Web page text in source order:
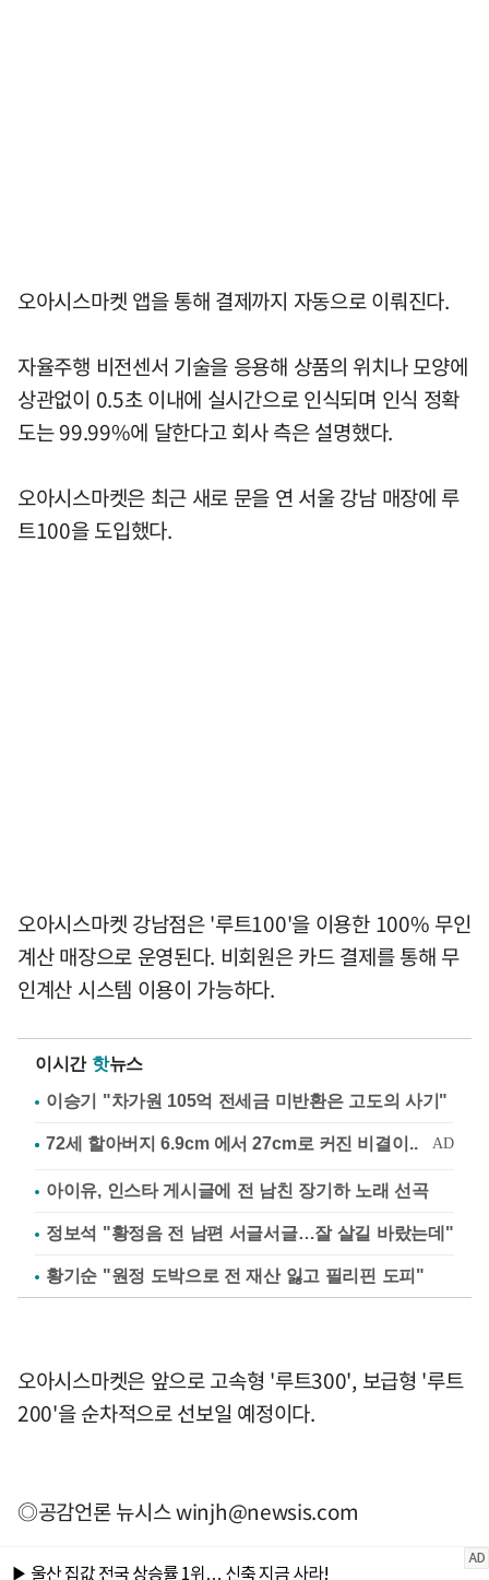
오아시스마켓 앱을 통해 결제까지 자동으로 이뤄진다.
자율주행 비전센서 기술을 응용해 상품의 위치나 모양에
상관없이 0.5초 이내에 실시간으로 인식되며 인식 정확
도는 99.99%에 달한다고 회사 측은 설명했다.
오아시스마켓은 최근 새로 문을 연 서울 강남 매장에 루
트100을 도입했다.
오아시스마켓 강남점은 '루트100'을 이용한 100% 무인
계산 매장으로 운영된다. 비회원은 카드 결제를 통해 무
인계산 시스템 이용이 가능하다.
이시간 핫뉴스
이승기 "차가원 105억 전세금 미반환은 고도의 사기"
아이유, 인스타 게시글에 전 남친 장기하 노래 선곡
정보석 "황정음 전 남편 서글서글…잘 살길 바랐는데"
황기순 "원정 도박으로 전 재산 잃고 필리핀 도피"
오아시스마켓은 앞으로 고속형 '루트300', 보급형 '루트
200'을 순차적으로 선보일 예정이다.
◎공감언론 뉴시스winjh@newsis.com